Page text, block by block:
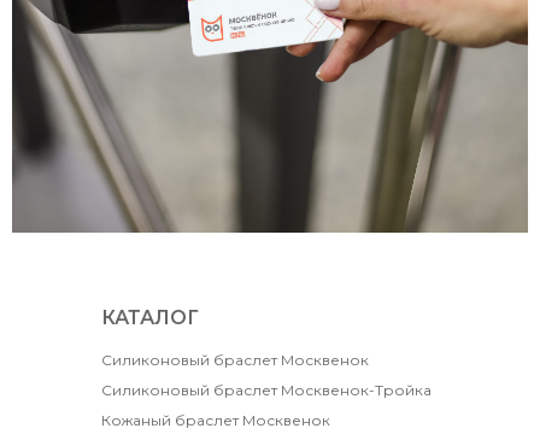
Силиконовый браслет Москвенок
Силиконовый браслет Москвенок-Тройка
Кожаный браслет Москвенок
КАТАЛОГ